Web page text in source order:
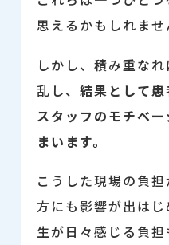
思えるかもしれませ
しかし、積み重な
乱し、 結果として患
スタッフのモチベ
まいます。
こうした現場の負
方にも影響が出は
生が日々感じる負